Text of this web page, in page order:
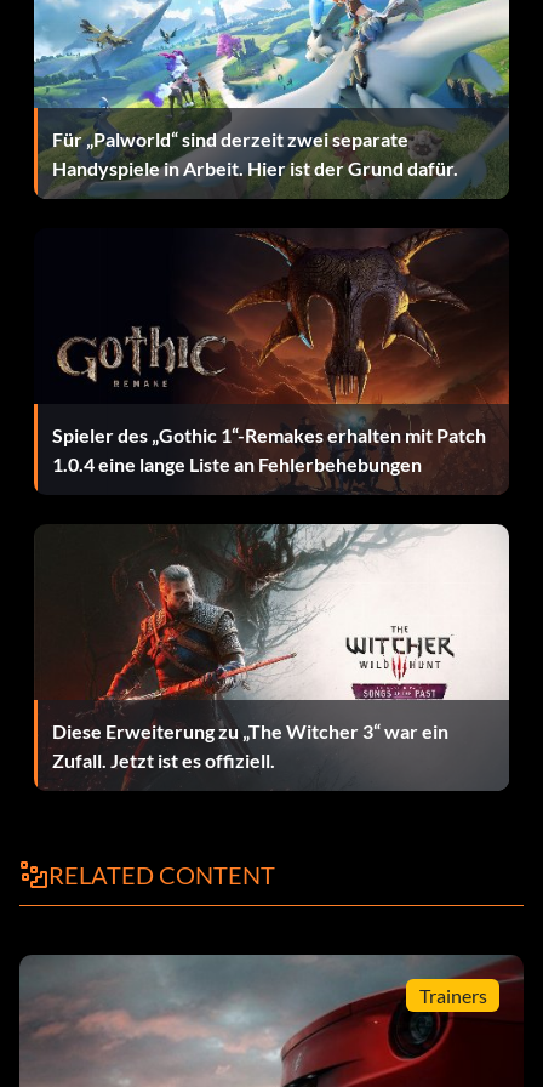
Zielsetzung: Verhaftung von 50 Rennfahrern
Cop Rank 40 (Silver)
Zielsetzung: Erreichen von Cop-Rang 40
Deep Down, You Know You Want To (Silver)
Zielsetzung: Fahre 50 Minuten mit einem beliebigen Ford
und fahre dann in die Garage.
Multiplier (Silver)
Ziel: Erreichen eines X 10 Multiplikators
Racer Rank 40 (Silver)
Zielsetzung: Erreichen von Rennfahrer-Rang 40
10 Heat (Gold)
Zielsetzung: Erreichen von Heat 10
Zielsetzung: Nimm einen Racer bei Heat 8 oder höher
hoch.
Zielsetzung: Erreichen von Cop-Rang 60
Für „Palworld“ sind derzeit zwei separate
Handyspiele in Arbeit. Hier ist der Grund dafür.
Spieler des „Gothic 1“-Remakes erhalten mit Patch
1.0.4 eine lange Liste an Fehlerbehebungen
Diese Erweiterung zu „The Witcher 3“ war ein
Zufall. Jetzt ist es offiziell.
RELATED CONTENT
Trainers